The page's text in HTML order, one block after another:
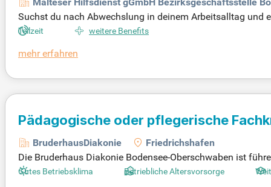
Suchst du nach Abwechslung in deinem Arbeitsalltag und
hl für dich! Wir ermöglichen unseren Patienten ein
en-Worblingen. Ob Vollzeit, Teilzeit oder Wiedereinsteiger
Teilzeit weitere Benefits
mehr erfahren
Pädagogische oder pflegerische
BruderhausDiakonie
Friedrichshafen
Die Bruderhaus Diakonie Bodensee-Oberschwaben ist
schen mit seelischen Behinderungen in verschiedenen
Gutes Betriebsklima Betriebliche Altersvorsorge